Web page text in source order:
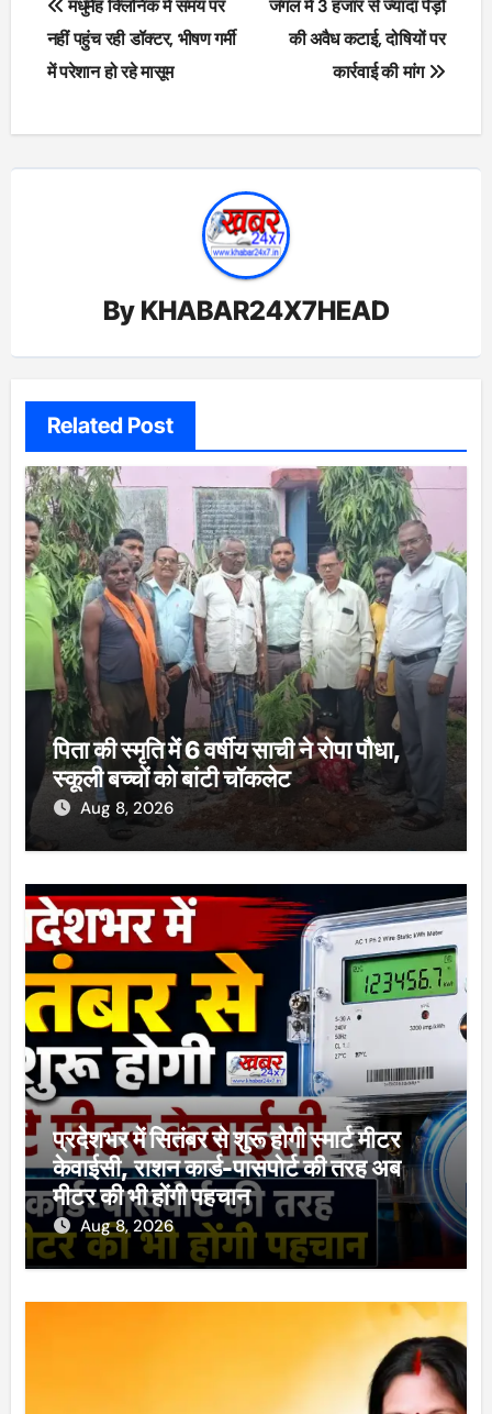
navigation
मधुमेह क्लिनिक में समय पर
नहीं पहुंच रही डॉक्टर, भीषण गर्मी
में परेशान हो रहे मासूम
जंगल में 3 हजार से ज्यादा पेड़ों
की अवैध कटाई, दोषियों पर
कार्रवाई की मांग
By KHABAR24X7HEAD
Related Post
पिता की स्मृति में 6 वर्षीय साची ने रोपा पौधा,
स्कूली बच्चों को बांटी चॉकलेट
Aug 8, 2026
प्रदेशभर में सितंबर से शुरू होगी स्मार्ट मीटर
केवाईसी, राशन कार्ड-पासपोर्ट की तरह अब
मीटर की भी होंगी पहचान
Aug 8, 2026